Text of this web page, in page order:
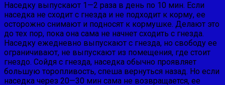
Наседку выпускают 1—2 раза в день по 10 мин. Если
насед­ка не сходит с гнезда и не подходит к корму, ее
осторожно сни­мают и подносят к кормушке. Делают это
до тех пор, пока она сама не начнет сходить с гнезда.
Наседку ежедневно выпускают с гнезда, но свободу ее
ограничивают, не выпускают из помеще­ния, где стоит
гнездо. Сойдя с гнезда, наседка обычно проявля­ет
большую торопливость, спеша вернуться назад. Но если
на­седка через 20—30 мин сама не возвращается, ее